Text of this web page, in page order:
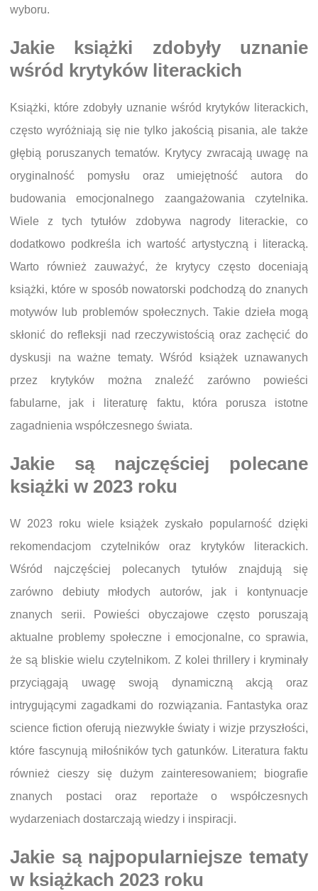
wyboru.
Jakie książki zdobyły uznanie
wśród krytyków literackich
Książki, które zdobyły uznanie wśród krytyków literackich,
często wyróżniają się nie tylko jakością pisania, ale także
głębią poruszanych tematów. Krytycy zwracają uwagę na
oryginalność pomysłu oraz umiejętność autora do
budowania emocjonalnego zaangażowania czytelnika.
Wiele z tych tytułów zdobywa nagrody literackie, co
dodatkowo podkreśla ich wartość artystyczną i literacką.
Warto również zauważyć, że krytycy często doceniają
książki, które w sposób nowatorski podchodzą do znanych
motywów lub problemów społecznych. Takie dzieła mogą
skłonić do refleksji nad rzeczywistością oraz zachęcić do
dyskusji na ważne tematy. Wśród książek uznawanych
przez krytyków można znaleźć zarówno powieści
fabularne, jak i literaturę faktu, która porusza istotne
zagadnienia współczesnego świata.
Jakie są najczęściej polecane
książki w 2023 roku
W 2023 roku wiele książek zyskało popularność dzięki
rekomendacjom czytelników oraz krytyków literackich.
Wśród najczęściej polecanych tytułów znajdują się
zarówno debiuty młodych autorów, jak i kontynuacje
znanych serii. Powieści obyczajowe często poruszają
aktualne problemy społeczne i emocjonalne, co sprawia,
że są bliskie wielu czytelnikom. Z kolei thrillery i kryminały
przyciągają uwagę swoją dynamiczną akcją oraz
intrygującymi zagadkami do rozwiązania. Fantastyka oraz
science fiction oferują niezwykłe światy i wizje przyszłości,
które fascynują miłośników tych gatunków. Literatura faktu
również cieszy się dużym zainteresowaniem; biografie
znanych postaci oraz reportaże o współczesnych
wydarzeniach dostarczają wiedzy i inspiracji.
Jakie są najpopularniejsze tematy
w książkach 2023 roku